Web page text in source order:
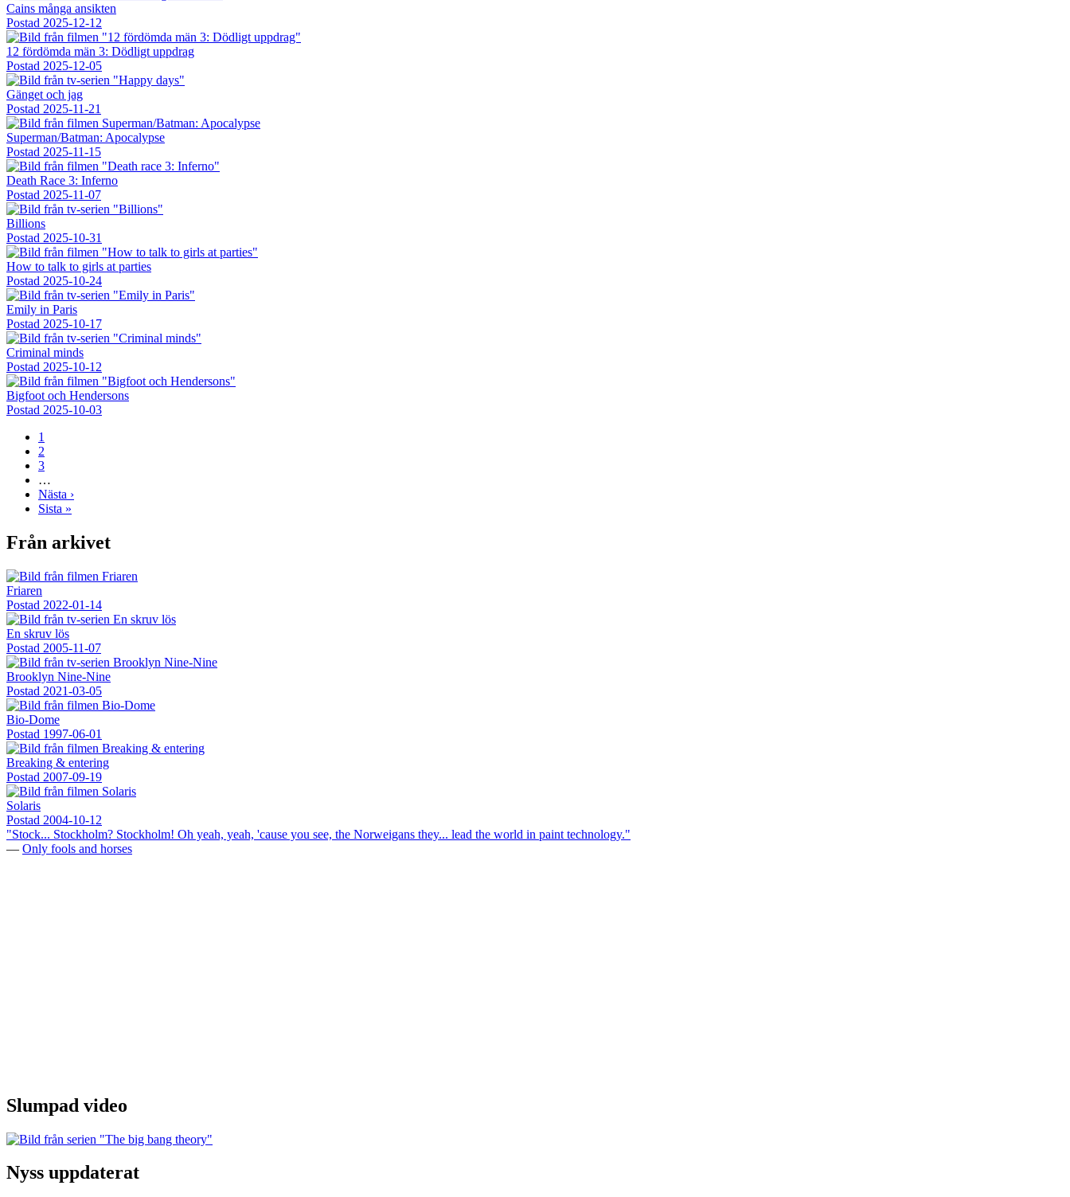
Cains många ansikten
Postad 2025-12-12
12 fördömda män 3: Dödligt uppdrag
Postad 2025-12-05
Gänget och jag
Postad 2025-11-21
Superman/Batman: Apocalypse
Postad 2025-11-15
Death Race 3: Inferno
Postad 2025-11-07
Billions
Postad 2025-10-31
How to talk to girls at parties
Postad 2025-10-24
Emily in Paris
Postad 2025-10-17
Criminal minds
Postad 2025-10-12
Bigfoot och Hendersons
Postad 2025-10-03
Paginering
Page
1
Page
2
Page
3
…
Nästa
sida
Nästa ›
Sista
Sista »
Från arkivet
Friaren
Postad 2022-01-14
En skruv lös
Postad 2005-11-07
Brooklyn Nine-Nine
Postad 2021-03-05
Bio-Dome
Postad 1997-06-01
Breaking & entering
Postad 2007-09-19
Solaris
Postad 2004-10-12
"Stock... Stockholm? Stockholm! Oh yeah, yeah, 'cause you see, the Norweigans they... lead the world in paint technology."
— Only fools and horses
Slumpad video
Nyss uppdaterat